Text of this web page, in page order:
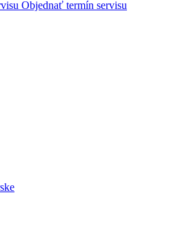
Objednať termín servisu